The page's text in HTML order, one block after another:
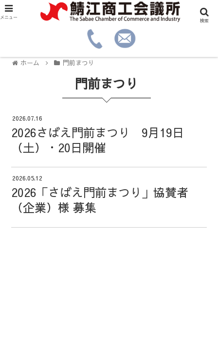
ホーム 門前まつり
門前まつり
2026.07.16
2026さばえ門前まつり 9月19日
（土）・20日開催
2026.05.12
2026「さばえ門前まつり」協賛者
（企業）様 募集
メニュー
検索